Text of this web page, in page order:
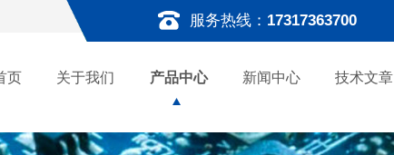
服务热线： 17317363700
页 关于我们 产品中心 新闻中心 技术文章